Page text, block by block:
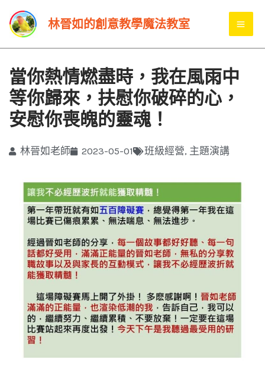
主
林晉如的創意教學魔法教室
當你熱情燃盡時，我在風雨中
等你歸來，扶慰你破碎的心，
安慰你喪魄的靈魂！
林晉如老師 2023-05-01 班級經營, 主題演講